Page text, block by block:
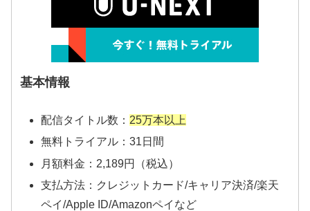
基本情報
配信タイトル数： 25万本以上
無料トライアル：31日間
月額料金：2,189円（税込）
支払方法：クレジットカード/キャリア決済/楽天
ペイ/Apple ID/Amazonペイなど